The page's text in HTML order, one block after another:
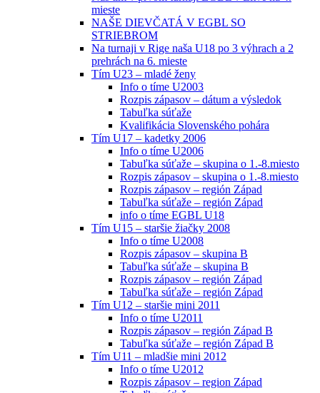
mieste
NAŠE DIEVČATÁ V EGBL SO
STRIEBROM
Na turnaji v Rige naša U18 po 3 výhrach a 2
prehrách na 6. mieste
Tím U23 – mladé ženy
Info o tíme U2003
Rozpis zápasov – dátum a výsledok
Tabuľka súťaže
Kvalifikácia Slovenského pohára
Tím U17 – kadetky 2006
Info o tíme U2006
Tabuľka súťaže – skupina o 1.-8.miesto
Rozpis zápasov – skupina o 1.-8.miesto
Rozpis zápasov – región Západ
Tabuľka súťaže – región Západ
info o tíme EGBL U18
Tím U15 – staršie žiačky 2008
Info o tíme U2008
Rozpis zápasov – skupina B
Tabuľka súťaže – skupina B
Rozpis zápasov – región Západ
Tabuľka súťaže – región Západ
Tím U12 – staršie mini 2011
Info o tíme U2011
Rozpis zápasov – región Západ B
Tabuľka súťaže – región Západ B
Tím U11 – mladšie mini 2012
Info o tíme U2012
Rozpis zápasov – region Západ